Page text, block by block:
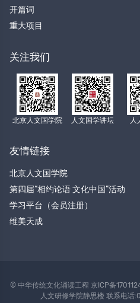
开篇词
重大项目
关注我们
北京人文国学院 人文国学讲坛 人
友情链接
北京人文国学院
第四届“相约论语 文化中国”活动
学习平台（会员注册）
维美天成
© 中华传统文化诵读工程 京ICP备
人文研修学院静思楼 联系电话